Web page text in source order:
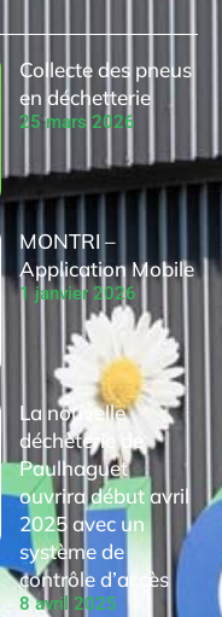
Collecte des pneus
en déchetterie
25 mars 2026
MONTRI –
Application Mobile
1 janvier 2026
La nouvelle
déchèterie de
Paulhaguet
ouvrira début avril
2025 avec un
système de
contrôle d’accès
8 avril 2025